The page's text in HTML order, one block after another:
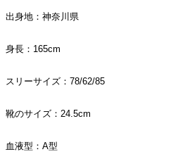
出身地：神奈川県
身長：165cm
スリーサイズ：78/62/85
靴のサイズ：24.5cm
血液型：A型